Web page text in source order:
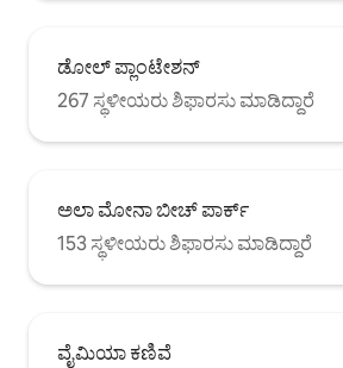
ಡೋಲ್ ಪ್ಲಾಂಟೇಶನ್
267 ಸ್ಥಳೀಯರು ಶಿಫಾರಸು ಮಾಡಿದ್ದಾರೆ
ಅಲಾ ಮೋನಾ ಬೀಚ್ ಪಾರ್ಕ್
153 ಸ್ಥಳೀಯರು ಶಿಫಾರಸು ಮಾಡಿದ್ದಾರೆ
ವೈಮಿಯಾ ಕಣಿವೆ